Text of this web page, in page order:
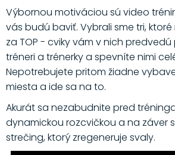
Výbornou motiváciou sú video
vás budú baviť. Vybrali sme tri,
za TOP - cviky vám v nich
tréneri a trénerky a spevníte nimi
Nepotrebujete pritom žiadne
miesta a ide sa na to.
Akurát sa nezabudnite pred
dynamickou rozcvičkou a na záver
strečing, ktorý zregeneruje svaly.